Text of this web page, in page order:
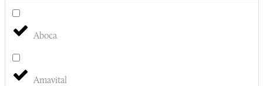
Aboca
Amavital